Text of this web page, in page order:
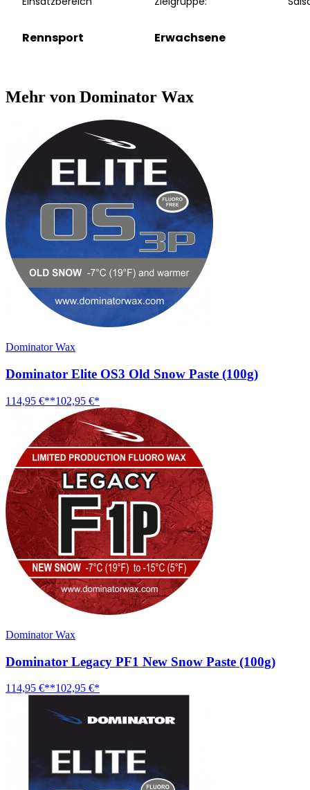
Rennsport Erwachsene
Mehr von Dominator Wax
Dominator Wax
Dominator Elite OS3 Old Snow Paste (100g)
114,95 €**102,95 €*
Dominator Wax
Dominator Legacy PF1 New Snow Paste (100g)
114,95 €**102,95 €*